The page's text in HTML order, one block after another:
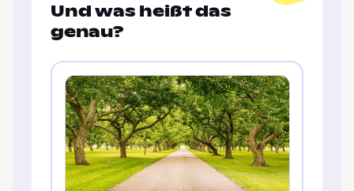
Und was heißt das
genau?